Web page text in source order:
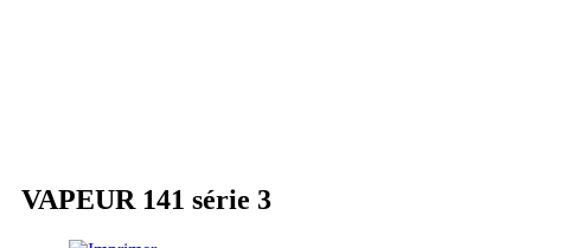
VAPEUR 141 série 3